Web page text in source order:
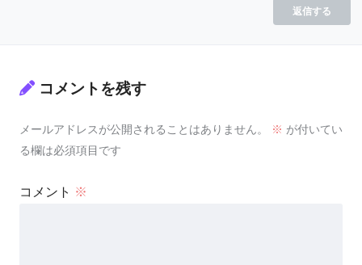
返信する
コメントを残す
メールアドレスが公開されることはありません。 ※ が付いてい
る欄は必須項目です
コメント ※